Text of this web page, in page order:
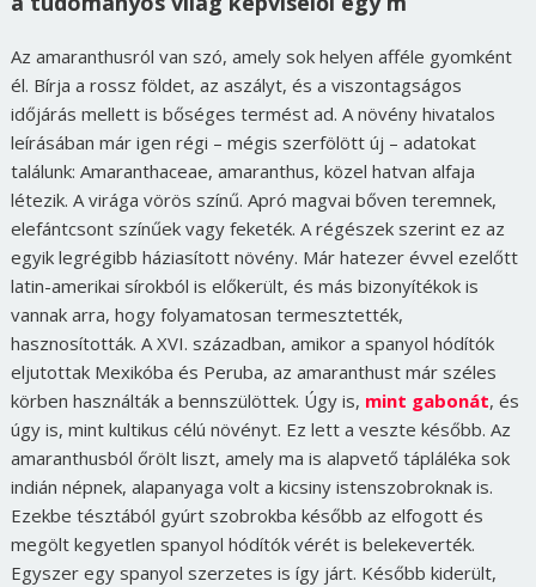
Az amaranthusról van szó, amely sok helyen afféle gyomként
él. Bírja a rossz földet, az aszályt, és a viszontagságos
időjárás mellett is bőséges termést ad. A növény hivatalos
leírásában már igen régi – mégis szerfölött új – adatokat
találunk: Amaranthaceae, amaranthus, közel hatvan alfaja
létezik. A virága vörös színű. Apró magvai bőven teremnek,
elefántcsont színűek vagy feketék. A régészek szerint ez az
egyik legrégibb háziasított növény. Már hatezer évvel ezelőtt
latin-amerikai sírokból is előkerült, és más bizonyítékok is
vannak arra, hogy folyamatosan termesztették,
hasznosították. A XVI. században, amikor a spanyol hódítók
eljutottak Mexikóba és Peruba, az amaranthust már széles
körben használták a bennszülöttek. Úgy is, mint gabonát, és
úgy is, mint kultikus célú növényt. Ez lett a veszte később. Az
amaranthusból őrölt liszt, amely ma is alapvető tápláléka sok
indián népnek, alapanyaga volt a kicsiny istenszobroknak is.
Ezekbe tésztából gyúrt szobrokba később az elfogott és
megölt kegyetlen spanyol hódítók vérét is belekeverték.
Egyszer egy spanyol szerzetes is így járt. Később kiderült,